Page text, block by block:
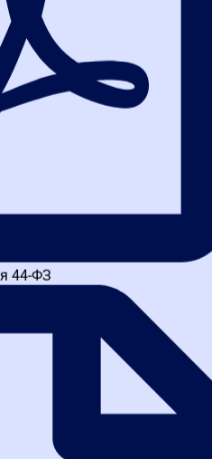
поставщика.
подобные риски и грамотно
в ФАС?
организацией — заказчиком
судебную практику 2026
доказательств и стратегии
органов.
→]
рискованно. В следующих
процессы, чтобы избавить
казус, а лакмусовая бумажка
в РНП, нужно обратиться к
финал дела, несмотря на
44-ФЗ